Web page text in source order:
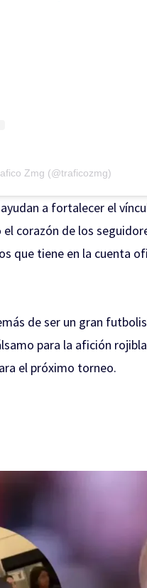
Zmg (@traficozmg)
a fortalecer el
corazón de los
que tiene en la cuenta
de ser un gran
para la afición
el próximo torneo.